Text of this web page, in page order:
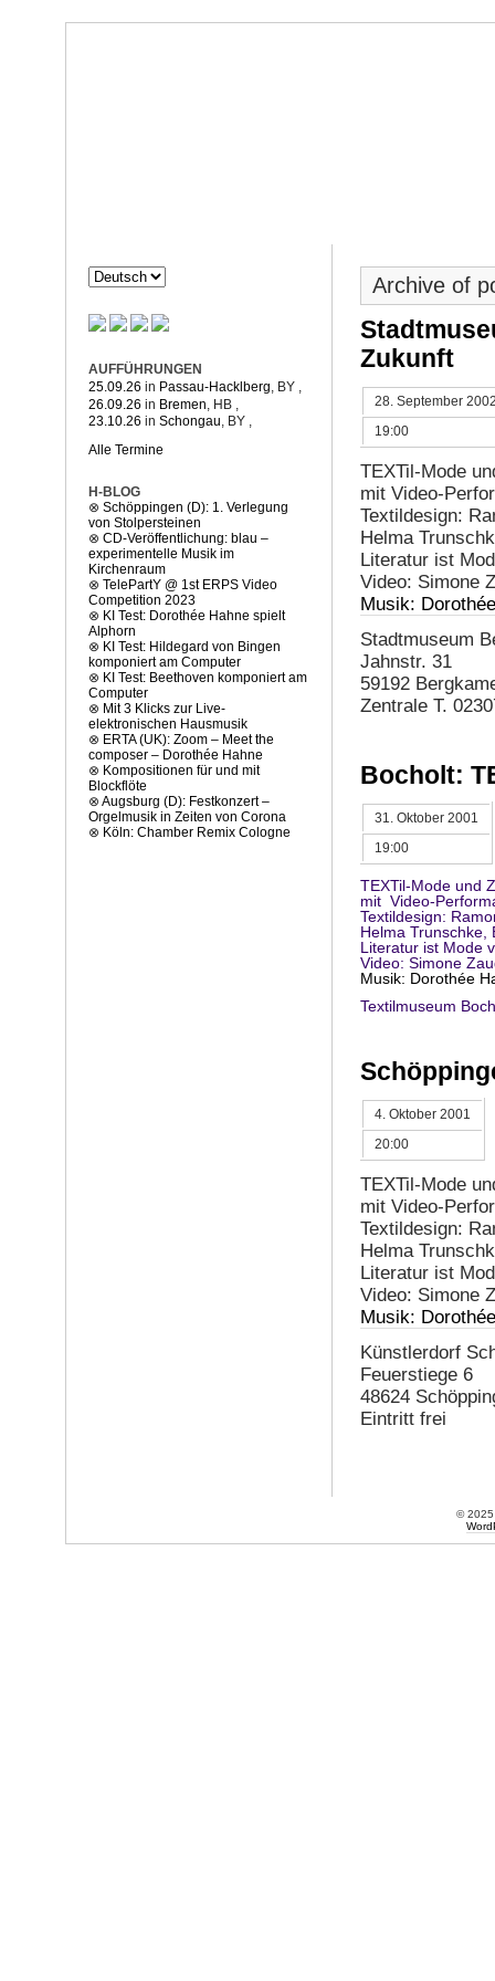
Archive of
Zukunft
28. September
19:00
TEXTil-Mode
mit Video-
Textildesign:
Helma
Literatur ist
Video: Simone
Musik:
Stadtmuseum
Jahnstr. 31
59192
Zentrale T.
Bocholt:
31. Oktober 2001
19:00
TEXTil-Mode und
mit  Video-
Textildesign:
Helma Trunschke,
Literatur ist Mode
Musik: Dorothée
Textilmuseum
4. Oktober 2001
20:00
TEXTil-Mode
mit Video-
Textildesign:
Helma
Literatur ist
Video: Simone
Musik:
Künstlerdorf
Feuerstiege 6
48624
Eintritt frei
AUFFÜHRUNGEN
25.09.26 in Passau-Hacklberg , BY
26.09.26 in Bremen , HB
23.10.26 in Schongau, BY ,
Alle Termine
H-BLOG
⊗ Schöppingen (D): 1. Verlegung
von Stolpersteinen
⊗ CD-Veröffentlichung: blau –
experimentelle Musik im
Kirchenraum
⊗ TelePartY @ 1st ERPS Video
Competition 2023
⊗ KI Test: Dorothée Hahne spielt
Alphorn
⊗ KI Test: Hildegard von Bingen
komponiert am Computer
⊗ KI Test: Beethoven komponiert am
Computer
⊗ Mit 3 Klicks zur Live-
elektronischen Hausmusik
⊗ ERTA (UK): Zoom – Meet the
composer – Dorothée Hahne
⊗ Kompositionen für und mit
Blockflöte
⊗ Augsburg (D): Festkonzert –
Orgelmusik in Zeiten von Corona
⊗ Köln: Chamber Remix Cologne
©